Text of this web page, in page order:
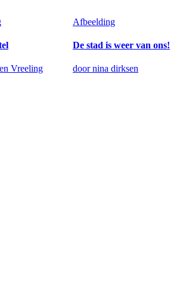
Vreeling
Afbeelding
De stad is weer van ons!
door nina dirksen